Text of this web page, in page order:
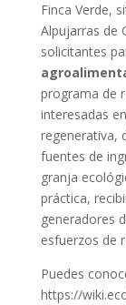
Finca Verde,
Alpujarras de
solicitantes
programa de
interesadas
regenerativa,
fuentes de
granja
práctica,
generadores
esfuerzos de
Puedes
https://